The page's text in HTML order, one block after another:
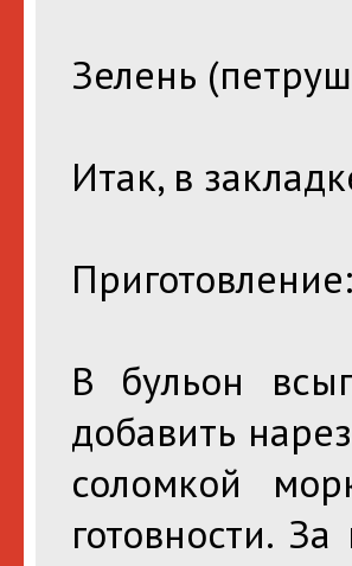
Зелень
Итак, в
Приготовление:
В бульон
добавить
соломкой
готовности.